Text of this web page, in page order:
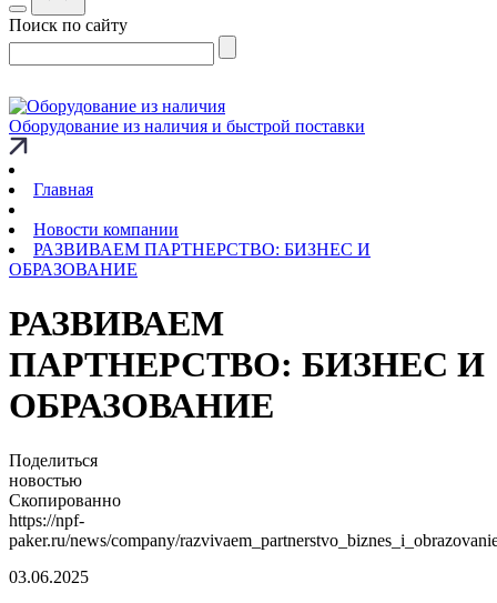
Поиск по сайту
Оборудование из наличия и быстрой поставки
Главная
Новости компании
РАЗВИВАЕМ ПАРТНЕРСТВО: БИЗНЕС И
ОБРАЗОВАНИЕ
РАЗВИВАЕМ
ПАРТНЕРСТВО: БИЗНЕС И
ОБРАЗОВАНИЕ
Поделиться
новостью
Скопированно
https://npf-
paker.ru/news/company/
03.06.2025